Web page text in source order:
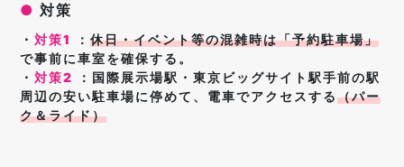
● 対策
・対策1 ：休日・イベント等の混雑時は「予約駐車場」
で事前に車室を確保する。
・対策2 ： 国際展示場駅・東京ビッグサイト駅手前の駅
周辺の安い駐車場に停めて、電車でアクセスする（パー
ク＆ライド）